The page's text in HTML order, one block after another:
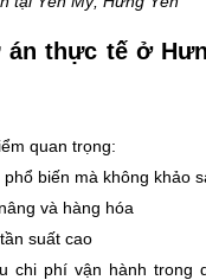
thực tế ở
quan trọng:
biến mà không khảo
và hàng hóa
suất cao
chi phí vận hành trong